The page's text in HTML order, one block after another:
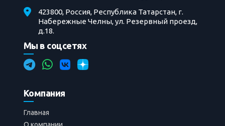
Автобусы
Трактора
Доработки автотехники
Главная» Фотоальбомы»
передвижной азотной установки
азотной установки
423800, Россия, Республика Татарстан, г.
Набережные Челны, ул. Резервный проезд,
д.18.
Мы в соцсетях
Компания
Главная